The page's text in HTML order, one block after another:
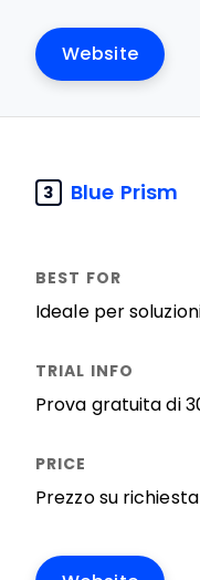
Website
3 Blue Prism
Ideale per
Prova gratuita di
Prezzo su richiesta